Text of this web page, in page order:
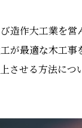
造作大工業を営
が最適な木工事
させる方法につ